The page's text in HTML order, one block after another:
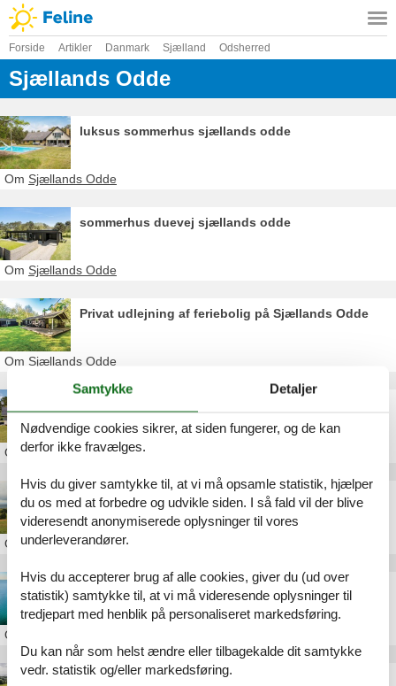
Forside Artikler Danmark Sjælland Odsherred
Sjællands Odde
luksus sommerhus sjællands odde
Om Sjællands Odde
sommerhus duevej sjællands odde
Om Sjællands Odde
Privat udlejning af feriebolig på Sjællands Odde
Om Sjællands Odde
OmYderby Lyng
Sommerhus i Yderby Lyng
OmYderby Lyng
Sommerhus på Sjællands Odde
Om
Sommerhus i Lumsås
Samtykke Detaljer
Nødvendige cookies sikrer, at siden fungerer, og de kan
derfor ikke fravælges.
Hvis du giver samtykke til, at vi må opsamle statistik, hjælper
du os med at forbedre og udvikle siden. I så fald vil der blive
videresendt anonymiserede oplysninger til vores
underleverandører.
Hvis du accepterer brug af alle cookies, giver du (ud over
statistik) samtykke til, at vi må videresende oplysninger til
tredjepart med henblik på personaliseret markedsføring.
Du kan når som helst ændre eller tilbagekalde dit samtykke
vedr. statistik og/eller markedsføring.